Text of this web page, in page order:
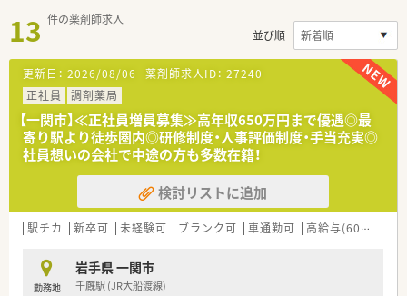
13 件の薬剤師求人
並び順
更新日： 2026/08/06 薬剤師求人ID： 27240
正社員
調剤薬局
【一関市】≪正社員増員募集≫高年収650万円まで優遇◎最
寄り駅より徒歩圏内◎研修制度・人事評価制度・手当充実◎
社員想いの会社で中途の方も多数在籍！
検討リストに追加
駅チカ 新卒可 未経験可 ブランク可 車通勤可 高給与(600万円以上)
勤務地
岩手県 一関市
千厩駅 (JR大船渡線)